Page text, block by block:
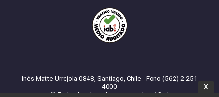
Inés Matte Urrejola 0848, Santiago, Chile - Fono (562) 2 251
4000
© Todos los derechos reservados. 13.cl
X